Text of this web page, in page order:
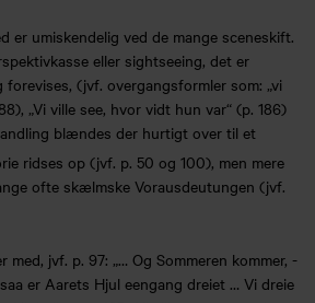
er umiskendelig ved de mange sceneskift.
eller sightseeing, det er
forevises, (jvf. overgangsformler som: „vi
„Vi ville see, hvor vidt hun var“ (p. 186)
blændes der hurtigt over til et
ridses op (jvf. p. 50 og 100), men mere
ofte skælmske Vorausdeutungen (jvf.
med, jvf. p. 97: „… Og Sommeren kommer, -
er Aarets Hjul eengang dreiet … Vi dreie